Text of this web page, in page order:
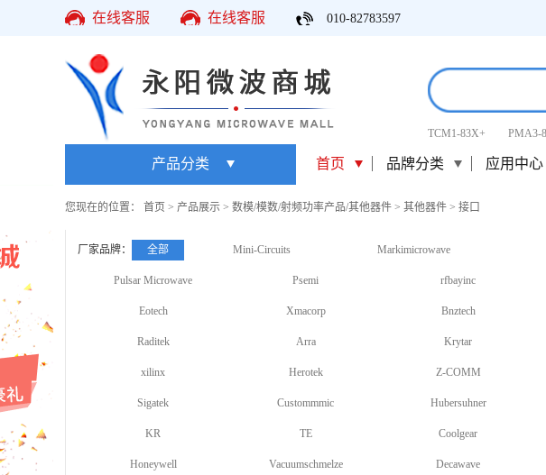
在线客服 在线客服 010-82783597
TCM1-83X+ PMA3-
产品分类 首页 品牌分类 应用中心
您现在的位置： 首页 > 产品展示 > 数模/模数/射频功率产品/其他器件 > 其他器件 > 接口
厂家品牌： 全部 Mini-Circuits Markimicrowave
Pulsar Microwave Psemi rfbayinc
Eotech Xmacorp Bnztech
Raditek Arra Krytar
xilinx Herotek Z-COMM
Sigatek Custommmic Hubersuhner
KR TE Coolgear
Honeywell Vacuumschmelze Decawave